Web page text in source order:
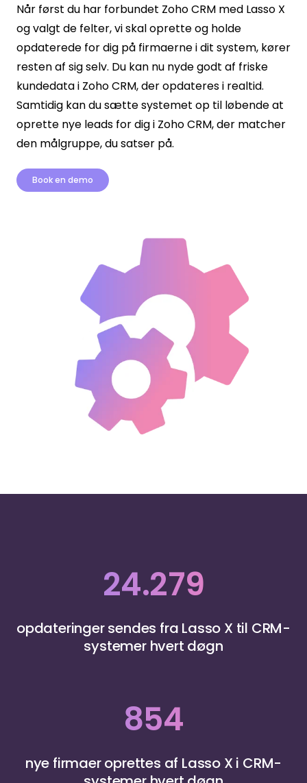
Når først du har forbundet Zoho CRM med Lasso X
og valgt de felter, vi skal oprette og holde
opdaterede for dig på firmaerne i dit system, kører
resten af sig selv. Du kan nu nyde godt af friske
kundedata i Zoho CRM, der opdateres i realtid.
Samtidig kan du sætte systemet op til løbende at
oprette nye leads for dig i Zoho CRM, der matcher
den målgruppe, du satser på.
Book en demo
24.279
opdateringer sendes fra Lasso X til CRM-
systemer hvert døgn
854
nye firmaer oprettes af Lasso X i CRM-